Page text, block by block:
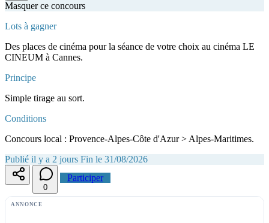
Masquer ce concours
Lots à gagner
Des places de cinéma pour la séance de votre choix au cinéma LE
CINEUM à Cannes.
Principe
Simple tirage au sort.
Conditions
Concours local : Provence-Alpes-Côte d'Azur > Alpes-Maritimes.
Publié il y a 2 jours Fin le 31/08/2026
0
Participer
ANNONCE